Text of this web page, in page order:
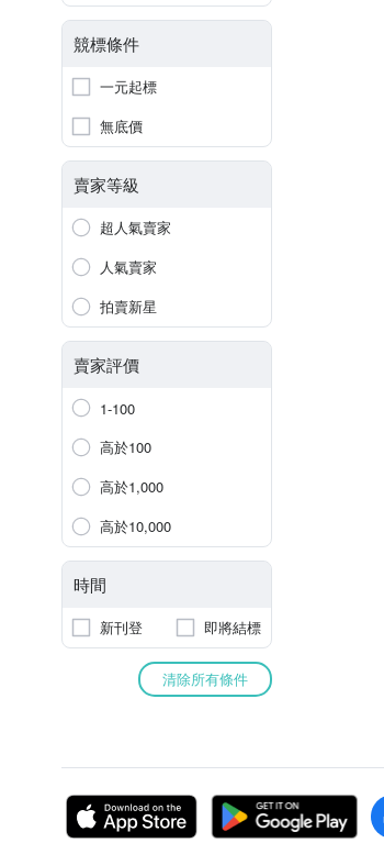
競標條件
一元起標
無底價
賣家等級
超人氣賣家
人氣賣家
拍賣新星
賣家評價
1-100
高於100
高於1,000
高於10,000
時間
新刊登 即將結標
清除所有條件